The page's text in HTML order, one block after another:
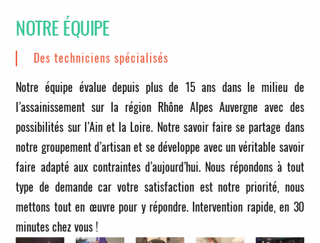
NOTRE ÉQUIPE
Des techniciens spécialisés
Notre équipe évalue depuis plus de 15 ans dans le milieu de
l’assainissement sur la région Rhône Alpes Auvergne avec des
possibilités sur l’Ain et la Loire. Notre savoir faire se partage dans
notre groupement d’artisan et se développe avec un véritable savoir
faire adapté aux contraintes d’aujourd’hui. Nous répondons à tout
type de demande car votre satisfaction est notre priorité, nous
mettons tout en œuvre pour y répondre. Intervention rapide, en 30
minutes chez vous !